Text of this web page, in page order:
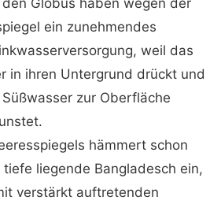
den Globus haben wegen der
ein zunehmendes
weil das
in ihren Untergrund drückt und
zur Oberfläche
hämmert schon
liegende Bangladesch ein,
verstärkt auftretenden